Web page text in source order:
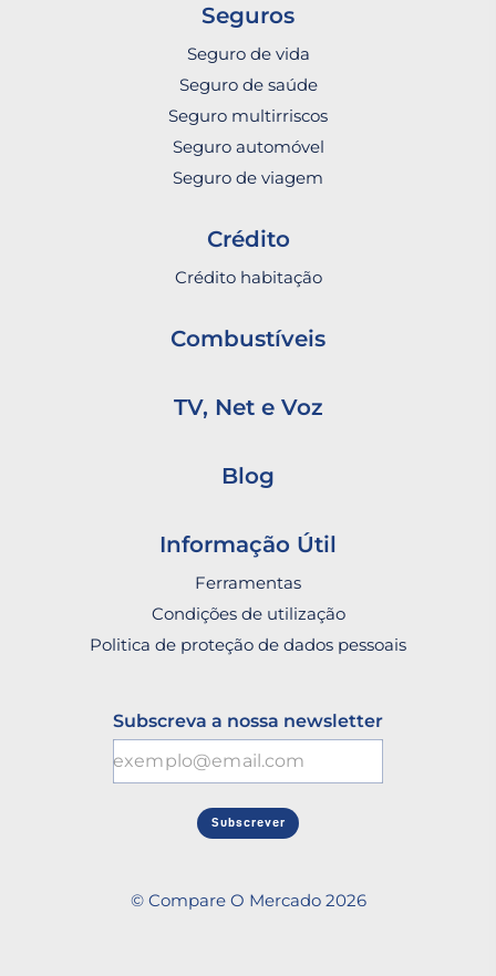
Seguros
Seguro de vida
Seguro de saúde
Seguro multirriscos
Seguro automóvel
Seguro de viagem
Crédito
Crédito habitação
Combustíveis
TV, Net e Voz
Blog
Informação Útil
Ferramentas
Condições de utilização
Politica de proteção de dados pessoais
Subscreva a nossa newsletter
Subscrever
© Compare O Mercado 2026